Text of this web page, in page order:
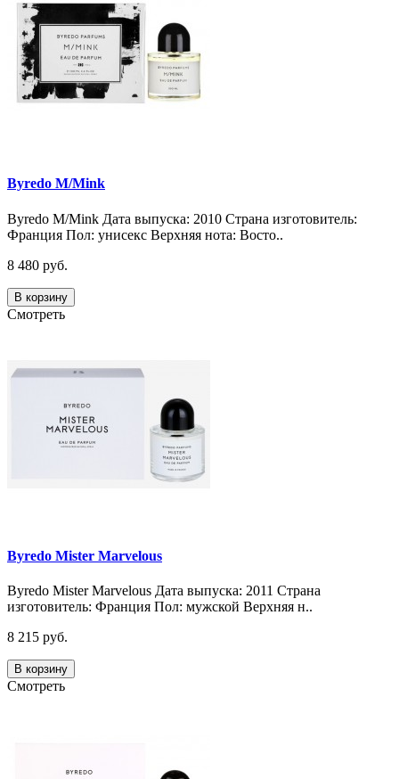
Byredo M/Mink
Byredo M/Mink Дата выпуска: 2010 Страна изготовитель:
Франция Пол: унисекс Верхняя нота: Восто..
8 480 руб.
В корзину
Смотреть
Byredo Mister Marvelous
Byredo Mister Marvelous Дата выпуска: 2011 Страна
изготовитель: Франция Пол: мужской Верхняя н..
8 215 руб.
В корзину
Смотреть